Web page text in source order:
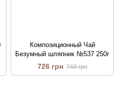
Композиционный Чай
Безумный шляпник №537 250г
726 грн 748 грн